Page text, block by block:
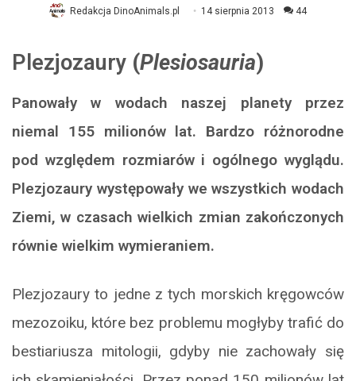
Redakcja DinoAnimals.pl 14 sierpnia 2013 44
Plezjozaury (Plesiosauria)
Panowały w wodach naszej planety przez
niemal 155 milionów lat. Bardzo różnorodne
pod względem rozmiarów i ogólnego wyglądu.
Plezjozaury występowały we wszystkich wodach
Ziemi, w czasach wielkich zmian zakończonych
równie wielkim wymieraniem.
Plezjozaury to jedne z tych morskich kręgowców
mezozoiku, które bez problemu mogłyby trafić do
bestiariusza mitologii, gdyby nie zachowały się